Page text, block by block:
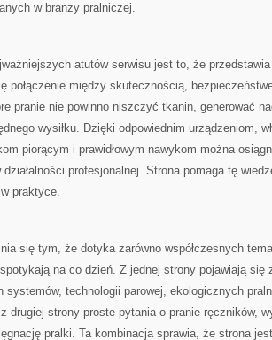
w branży pralniczej.
atutów serwisu jest to, że
połączenie między skutecznością,
pranie nie powinno niszczyć tkanin, generować
wysiłku. Dzięki odpowiednim urządzeniom,
piorącym i prawidłowym nawykom można
profesjonalnej. Strona pomaga tę
praktyce.
się tym, że dotyka zarówno współczesnych
na co dzień. Z jednej strony pojawiają się
systemów, technologii parowej, ekologicznych
drugiej strony proste pytania o pranie ręczników,
pralki. Ta kombinacja sprawia, że strona